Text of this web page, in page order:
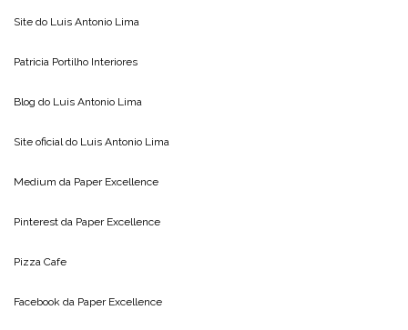
Site do Luis Antonio Lima
Patricia Portilho Interiores
Blog do Luis Antonio Lima
Site oficial do Luis Antonio Lima
Medium da Paper Excellence
Pinterest da Paper Excellence
Pizza Cafe
Facebook da Paper Excellence